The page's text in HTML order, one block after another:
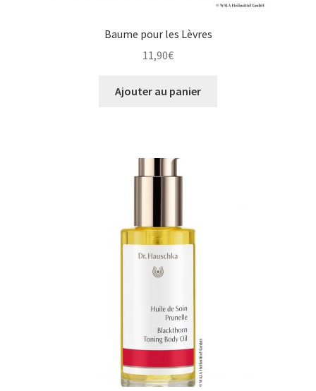
Baume pour les Lèvres
11,90€
Ajouter au panier